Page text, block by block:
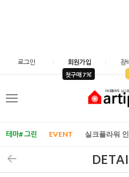
로그인 회원가입
첫구매 7
장
메
테마# 그린 EVENT 실크플라워